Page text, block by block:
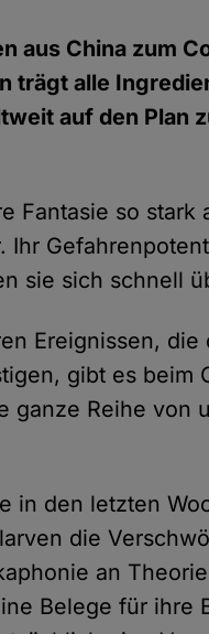
aus China zum
trägt alle
auf den Plan
Fantasie so stark
sie sich schnell
Ereignissen, die
gibt es beim
ganze Reihe von
in den letzten
die
an
Belege für ihre